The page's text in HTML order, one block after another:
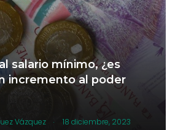
salario mínimo, ¿es
incremento al poder
Vázquez .
18 diciembre, 2023